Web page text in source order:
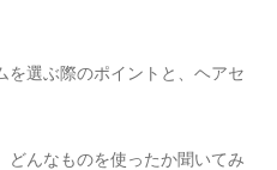
を選ぶ際のポイントと、ヘアセ
どんなものを使ったか聞いてみ